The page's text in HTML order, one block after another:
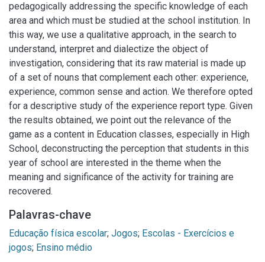
pedagogically addressing the specific knowledge of each
area and which must be studied at the school institution. In
this way, we use a qualitative approach, in the search to
understand, interpret and dialectize the object of
investigation, considering that its raw material is made up
of a set of nouns that complement each other: experience,
experience, common sense and action. We therefore opted
for a descriptive study of the experience report type. Given
the results obtained, we point out the relevance of the
game as a content in Education classes, especially in High
School, deconstructing the perception that students in this
year of school are interested in the theme when the
meaning and significance of the activity for training are
recovered.
Palavras-chave
Educação física escolar; Jogos; Escolas - Exercícios e
jogos; Ensino médio